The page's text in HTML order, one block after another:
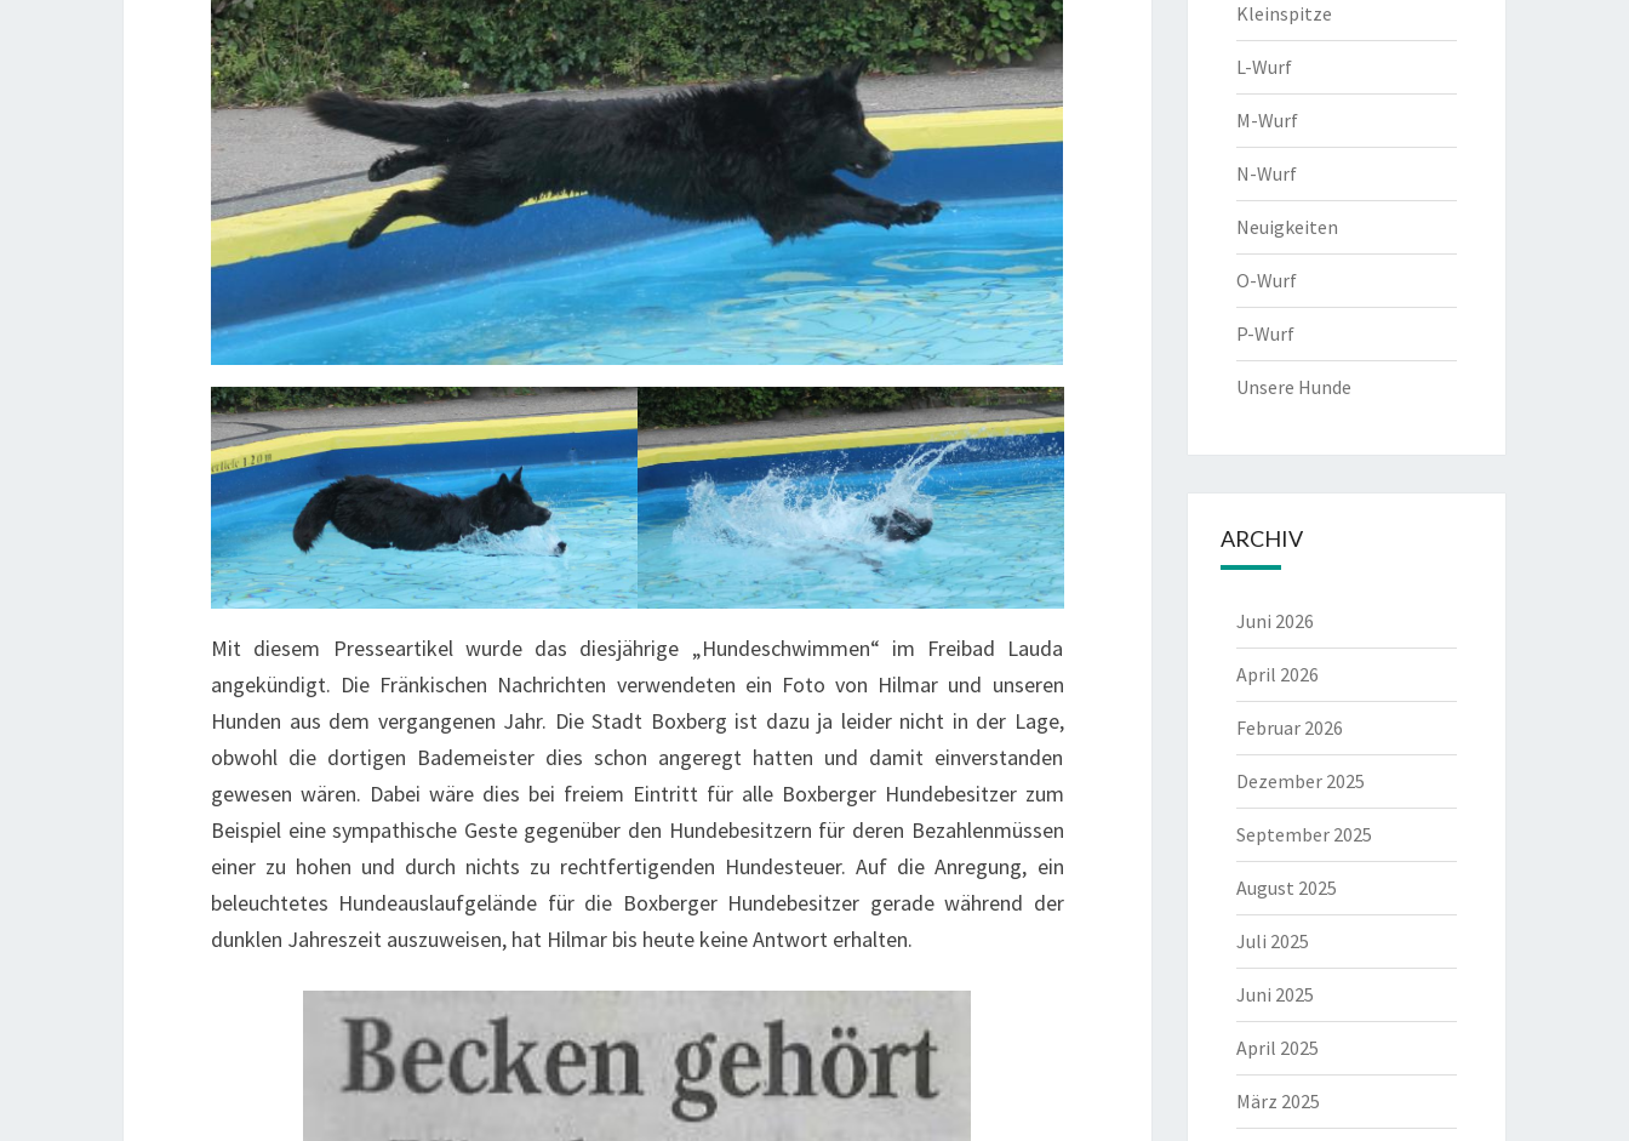
Mit diesem Presseartikel wurde das diesjährige „Hundeschwimmen“ im Freibad Lauda
angekündigt. Die Fränkischen Nachrichten verwendeten ein Foto von Hilmar und unseren
Hunden aus dem vergangenen Jahr. Die Stadt Boxberg ist dazu ja leider nicht in der Lage,
obwohl die dortigen Bademeister dies schon angeregt hatten und damit einverstanden
gewesen wären. Dabei wäre dies bei freiem Eintritt für alle Boxberger Hundebesitzer zum
Beispiel eine sympathische Geste gegenüber den Hundebesitzern für deren Bezahlenmüssen
einer zu hohen und durch nichts zu rechtfertigenden Hundesteuer. Auf die Anregung, ein
beleuchtetes Hundeauslaufgelände für die Boxberger Hundebesitzer gerade während der
dunklen Jahreszeit auszuweisen, hat Hilmar bis heute keine Antwort erhalten.
Kleinspitze
L-Wurf
M-Wurf
N-Wurf
Neuigkeiten
O-Wurf
P-Wurf
Unsere Hunde
ARCHIV
Juni 2026
April 2026
Februar 2026
Dezember 2025
September 2025
August 2025
Juli 2025
Juni 2025
April 2025
März 2025